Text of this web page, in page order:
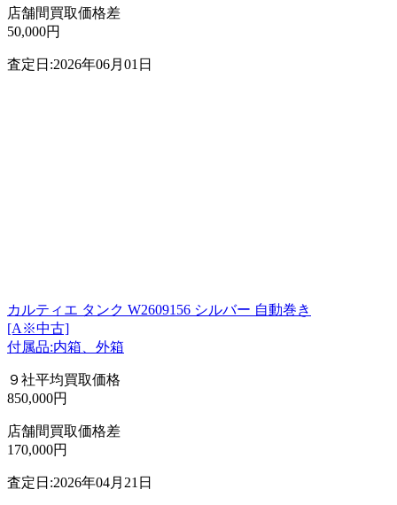
店舗間買取価格差
50,000円
査定日:2026年06月01日
カルティエ タンク W2609156 シルバー 自動巻き
[A※中古]
付属品:内箱、外箱
９社平均買取価格
850,000円
店舗間買取価格差
170,000円
査定日:2026年04月21日